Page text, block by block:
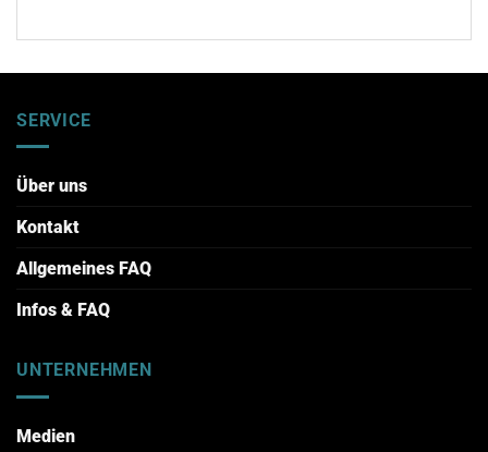
SERVICE
Über uns
Kontakt
Allgemeines FAQ
Infos & FAQ
UNTERNEHMEN
Medien